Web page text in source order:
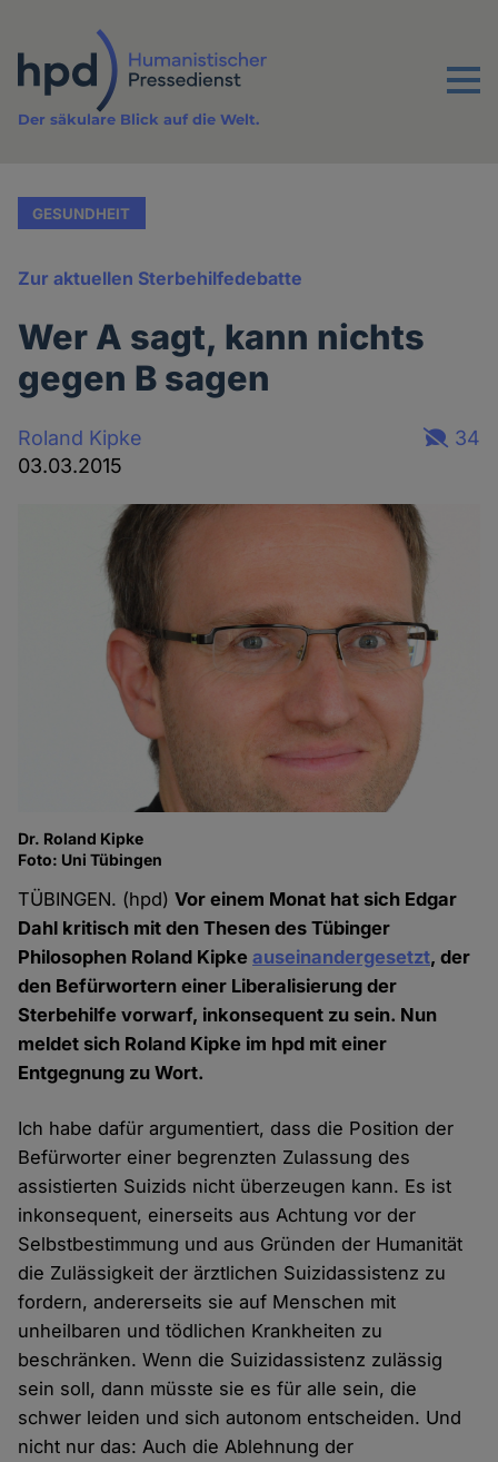
Inhalt
Menu
Der säkulare Blick auf die Welt.
GESUNDHEIT
Zur aktuellen Sterbehilfedebatte
Wer A sagt, kann nichts
gegen B sagen
Roland Kipke
03.03.2015
34
Dr. Roland Kipke
Foto: Uni Tübingen
TÜBINGEN. (hpd)Vor einem Monat hat sich Edgar
Dahl kritisch mit den Thesen des Tübinger
Philosophen Roland Kipkeauseinandergesetzt, der
den Befürwortern einer Liberalisierung der
Sterbehilfe vorwarf, inkonsequent zu sein. Nun
meldet sich Roland Kipke im hpd mit einer
Entgegnung zu Wort.
Ich habe dafür argumentiert, dass die Position der
Befürworter einer begrenzten Zulassung des
assistierten Suizids nicht überzeugen kann. Es ist
inkonsequent, einerseits aus Achtung vor der
Selbstbestimmung und aus Gründen der Humanität
die Zulässigkeit der ärztlichen Suizidassistenz zu
fordern, andererseits sie auf Menschen mit
unheilbaren und tödlichen Krankheiten zu
beschränken. Wenn die Suizidassistenz zulässig
sein soll, dann müsste sie es für alle sein, die
schwer leiden und sich autonom entscheiden. Und
nicht nur das: Auch die Ablehnung der